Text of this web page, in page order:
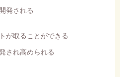
発される
が取ることができる
され高められる